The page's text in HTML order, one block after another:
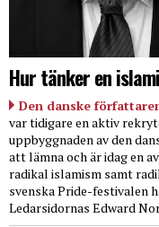
Hur tänker en
Den danske
var tidigare en aktiv
uppbyggnaden av den
att lämna och är idag en
radikal islamism samt
svenska Pride-festivalen
Ledarsidornas Edward